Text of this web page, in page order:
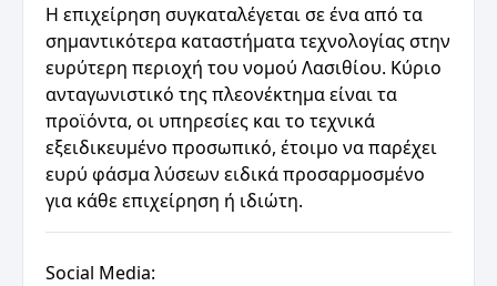
Η επιχείρηση συγκαταλέγεται σε ένα από τα
σημαντικότερα καταστήματα τεχνολογίας στην
ευρύτερη περιοχή του νομού Λασιθίου. Κύριο
ανταγωνιστικό της πλεονέκτημα είναι τα
προϊόντα, οι υπηρεσίες και το τεχνικά
εξειδικευμένο προσωπικό, έτοιμο να παρέχει
ευρύ φάσμα λύσεων ειδικά προσαρμοσμένο
για κάθε επιχείρηση ή ιδιώτη.
Social Media: